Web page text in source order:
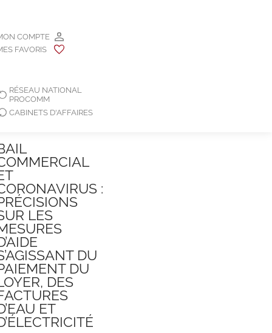
COMPTE
FAVORIS
RÉSEAU NATIONAL
PROCOMM
CABINETS D'AFFAIRES
:
LES
DU
DU
DES
ET